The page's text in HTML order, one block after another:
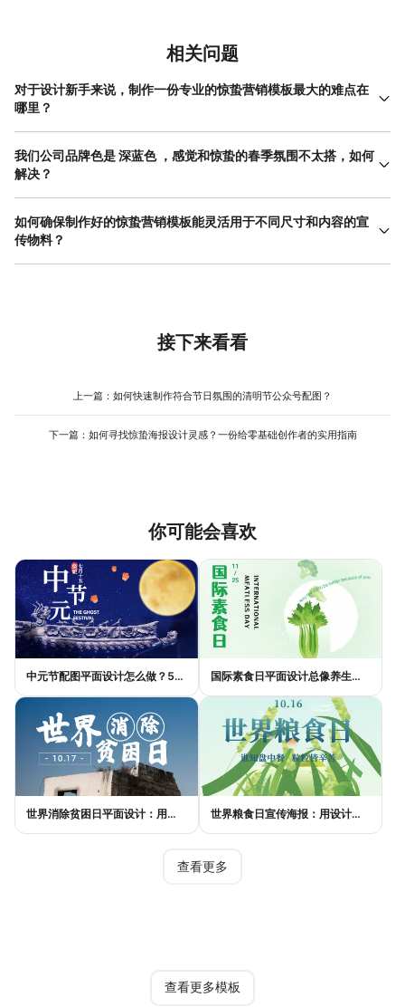
相关问题
对于设计新手来说，制作一份专业的惊蛰营销模板最大的难点在
哪里？
新手制作惊蛰营销模板的主要难点在于如何平衡节气元素与品牌调
性，以及构建清晰的视觉层次。新手容易陷入两个极端：要么过度
使用惊蛰相关的图片、图标，导致画面杂乱、信息被淹没；要么过
先确定一个主视觉符号（如一颗正在萌芽的种子），并以此为中心
布局文案和其他信息。使用在线设计工具时，可以直接筛选风格简
我们公司品牌色是 深蓝色 ，感觉和惊蛰的春季氛围不太搭，如何
解决？
当品牌色与节气氛围存在差异时，制作惊蛰营销模板的关键在于巧
用辅助色和中性色，而非完全抛弃品牌色。可以将深蓝色作为背景
色或重点信息（如Logo、核心标题）的颜色，确保品牌识别度。然
整模板中各个元素的颜色，实时预览搭配效果，快速找到最和谐的
如何确保制作好的惊蛰营销模板能灵活用于不同尺寸和内容的宣
传物料？
要确保惊蛰营销模板的灵活性，需要在设计之初就建立模块化思
图）时，能够整体等比缩放或进行适应性位移，而非完全打乱。设
计时尽量使用矢量元素或高清大图，避免缩放后失真。在具体操作
能。例如，在美图设计室中完成一个核心版本的惊蛰营销模板后，
报），系统会自动调整布局，你只需微调即可，这能避免重复劳
接下来看看
上一篇： 如何快速制作符合节日氛围的清明节公众号配图？
下一篇： 如何寻找惊蛰海报设计灵感？一份给零基础创作者的实用指南
你可能会喜欢
中元节配图平面设计怎么做？5种风格模板轻松搞定节日氛围 国际素食日平面设计总像养生广告？三个思路让它变酷
世界消除贫困日平面设计：用视觉语言传递尊严与温度 世界粮食日宣传海报：用设计传递"粮"心，让每一粒米都有声音
查看更多
查看更多模板